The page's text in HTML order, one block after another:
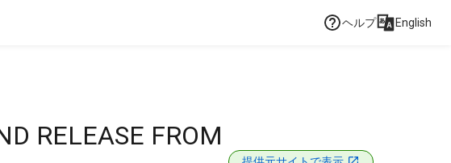
ヘルプ English
RELEASE FROM